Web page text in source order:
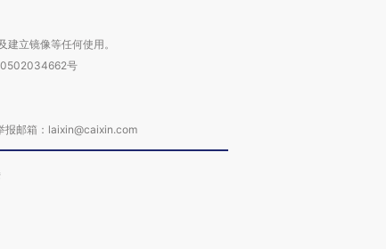
立镜像等任何使用。
号
邮箱：laixin@caixin.com